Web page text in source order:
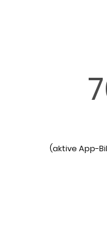
(aktive App-